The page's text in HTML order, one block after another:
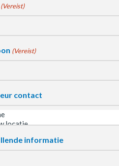
(Vereist)
(Vereist)
contact
informatie